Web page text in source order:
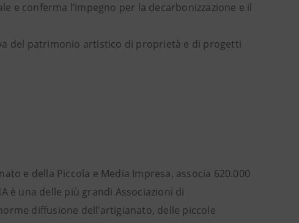
e conferma l’impegno per la decarbonizzazione e il
del patrimonio artistico di proprietà e di progetti
e della Piccola e Media Impresa, associa 620.000
è una delle più grandi Associazioni di
diffusione dell’artigianato, delle piccole